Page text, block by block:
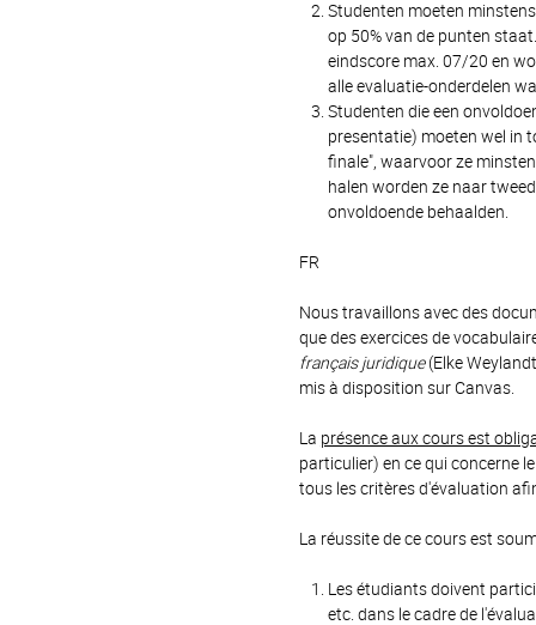
Studenten moeten
op 50% van de punten
eindscore max. 07/20 en
alle evaluatie-onderdelen
Studenten die een
presentatie) moeten wel in
finale", waarvoor ze
halen worden ze naar
onvoldoende behaalden.
FR
Nous travaillons avec des
que des exercices de
français juridique(Elke
mis à disposition sur Canvas.
La présence aux cours est
particulier) en ce qui concerne
tous les critères d'évaluation
La réussite de ce cours est
Les étudiants doivent
etc. dans le cadre de